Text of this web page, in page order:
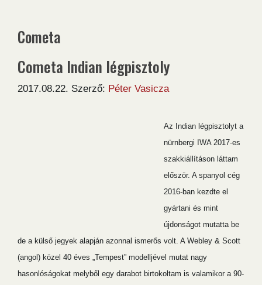
Cometa
Cometa Indian légpisztoly
2017.08.22. Szerző: Péter Vasicza
Az Indian légpisztolyt a
nürnbergi IWA 2017-es
szakkiállításon láttam
először. A spanyol cég
2016-ban kezdte el
gyártani és mint
újdonságot mutatta be
de a külső jegyek alapján azonnal ismerős volt. A Webley & Scott
(angol) közel 40 éves „Tempest” modelljével mutat nagy
hasonlóságokat melyből egy darabot birtokoltam is valamikor a 90-